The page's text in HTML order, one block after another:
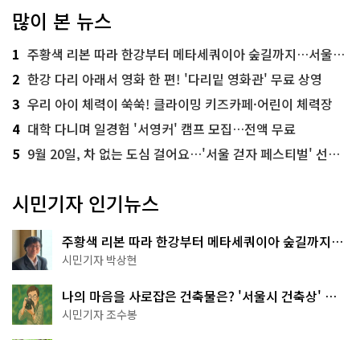
많이 본 뉴스
1 주황색 리본 따라 한강부터 메타세쿼이아 숲길까지…서울둘레길 15코스
2 한강 다리 아래서 영화 한 편! '다리밑 영화관' 무료 상영
3 우리 아이 체력이 쑥쑥! 클라이밍 키즈카페·어린이 체력장
4 대학 다니며 일경험 '서영커' 캠프 모집…전액 무료
5 9월 20일, 차 없는 도심 걸어요…'서울 걷자 페스티벌' 선착순 5천명
시민기자 인기뉴스
주황색 리본 따라 한강부터 메타세쿼이아 숲길까지…
서울둘레길 15코스
시민기자 박상현
나의 마음을 사로잡은 건축물은? '서울시 건축상' 수
상작 공개!
시민기자 조수봉